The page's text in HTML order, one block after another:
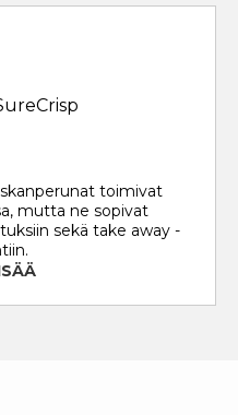
toimivat
mutta ne sopivat
sekä take away -